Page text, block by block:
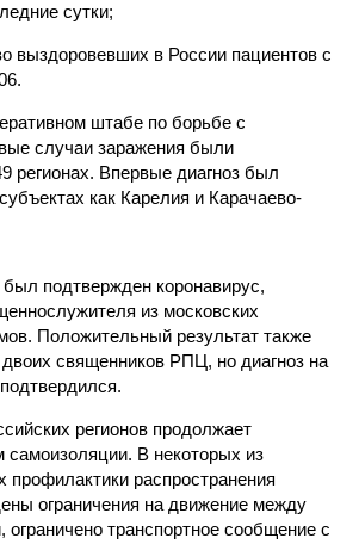
сутки;
выздоровевших в России пациентов с
штабе по борьбе с
случаи заражения были
регионах. Впервые диагноз был
как Карелия и Карачаево-
был подтвержден коронавирус,
из московских
Положительный результат также
священников РПЦ, но диагноз на
регионов продолжает
самоизоляции. В некоторых из
профилактики распространения
ограничения на движение между
ограничено транспортное сообщение с